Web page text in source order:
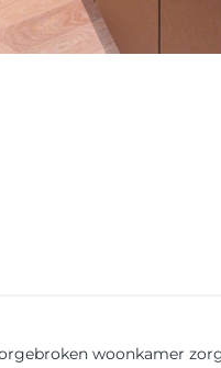
woonkamer